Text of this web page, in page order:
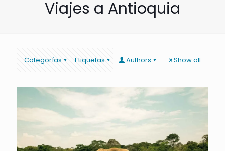
Viajes a Antioquia
Categorías Etiquetas Authors Show all